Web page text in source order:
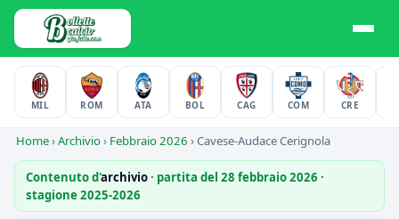
MIL ROM ATA BOL CAG COM CRE
Home›Archivio› Febbraio 2026 ›Cavese-Audace Cerignola
Contenuto d'archivio· partita del 28 febbraio 2026 ·
stagione 2025-2026